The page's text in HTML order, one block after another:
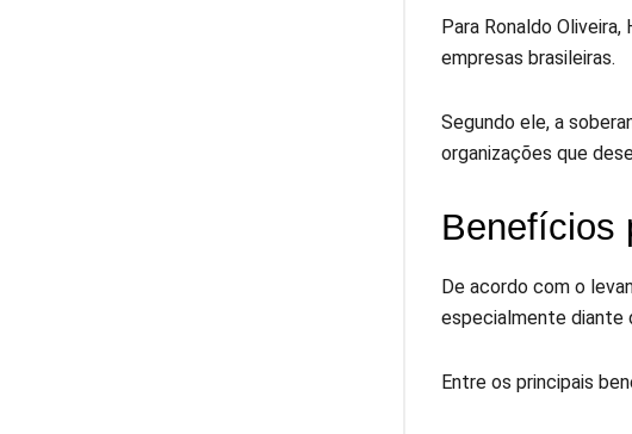
Para Ronaldo
empresas brasileiras.
Segundo ele, a
organizações que
Benefícios
De acordo com o
especialmente diante
Entre os principais